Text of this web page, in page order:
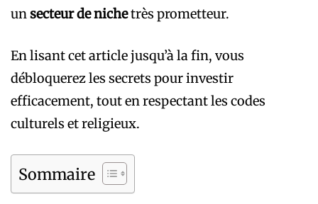
unsecteur de nichetrès prometteur.
En lisant cet article jusqu’à la fin, vous
débloquerez les secrets pour investir
efficacement, tout en respectant les codes
culturels et religieux.
Sommaire